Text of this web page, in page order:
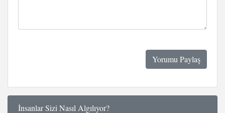
İnsanlar Sizi Nasıl Algılıyor?